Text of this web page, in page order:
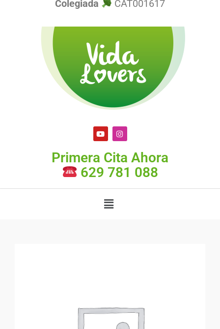
Colegiada CAT001617
Primera Cita Ahora
629 781 088